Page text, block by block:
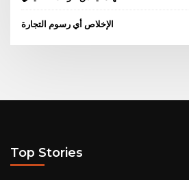
الإخلاص أي رسوم التجارة
Top Stories